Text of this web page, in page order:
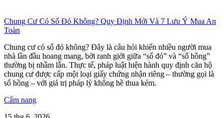
Chung Cư Có Sổ Đỏ Không? Quy Định Mới Và 7 Lưu Ý Mua An
Toàn
Chung cư có sổ đỏ không? Đây là câu hỏi khiến nhiều người mua
nhà lần đầu hoang mang, bởi ranh giới giữa “sổ đỏ” và “sổ hồng”
thường bị nhầm lẫn. Thực tế, pháp luật hiện hành quy định căn hộ
chung cư được cấp một loại giấy chứng nhận riêng – thường gọi là
sổ hồng – với giá trị pháp lý không hề thua kém.
Cẩm nang